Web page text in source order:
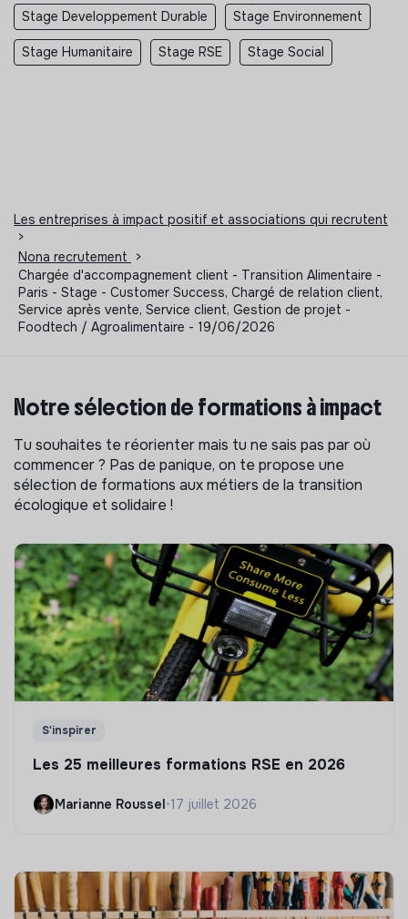
Stage Developpement Durable Stage Environnement
Stage Humanitaire Stage RSE Stage Social
Les entreprises à impact positif et associations qui recrutent
>
Nona recrutement
>
Chargée d'accompagnement client - Transition Alimentaire -
Paris - Stage - Customer Success, Chargé de relation client,
Service après vente, Service client, Gestion de projet -
Foodtech / Agroalimentaire - 19/06/2026
Notre sélection de formations à impact
Tu souhaites te réorienter mais tu ne sais pas par où
commencer ? Pas de panique, on te propose une
sélection de formations aux métiers de la transition
écologique et solidaire !
S'inspirer
Les 25 meilleures formations RSE en 2026
Marianne Roussel•17 juillet 2026